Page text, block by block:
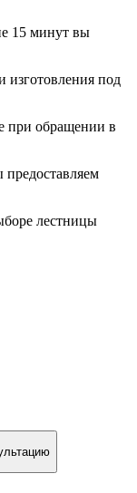
15 минут вы
изготовления под
при обращении в
предоставляем
лестницы